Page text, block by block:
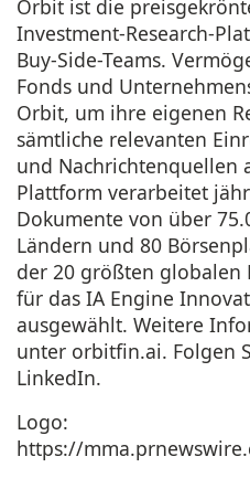
Orbit ist die
Investment-Research-
Buy-Side-Teams.
Fonds und
Orbit, um ihre eigenen
sämtliche relevanten
und Nachrichtenquellen
Plattform verarbeitet
Dokumente von über
Ländern und 80
der 20 größten globalen
für das IA Engine
ausgewählt. Weitere
unter orbitfin.ai. Folgen
LinkedIn.
Logo:
https://